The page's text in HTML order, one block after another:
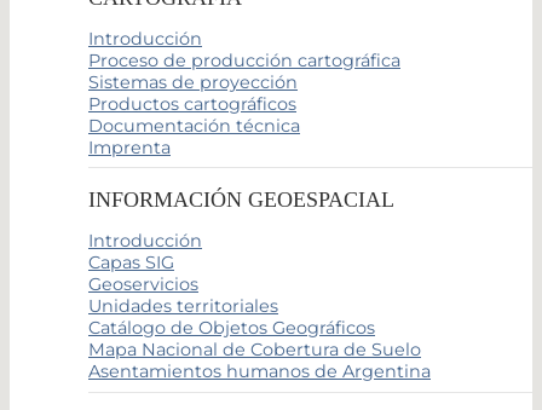
Introducción
Proceso de producción cartográfica
Sistemas de proyección
Productos cartográficos
Documentación técnica
Imprenta
INFORMACIÓN GEOESPACIAL
Introducción
Capas SIG
Geoservicios
Unidades territoriales
Catálogo de Objetos Geográficos
Mapa Nacional de Cobertura de Suelo
Asentamientos humanos de Argentina